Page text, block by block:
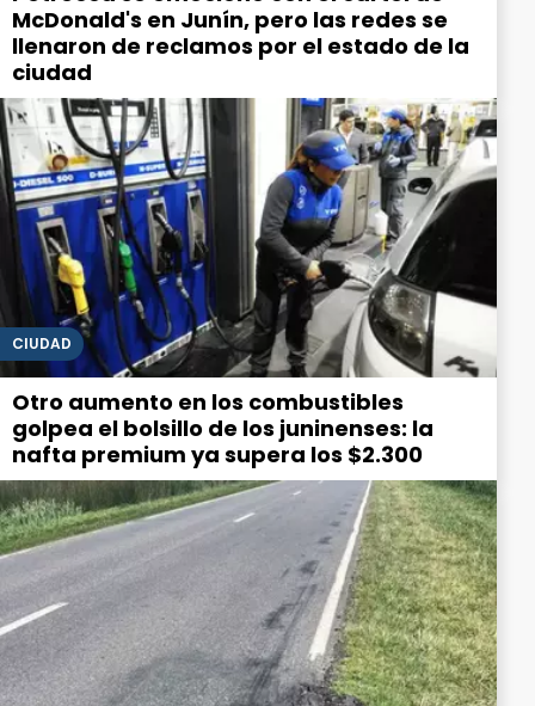
McDonald's en Junín, pero las redes se
llenaron de reclamos por el estado de la
ciudad
CIUDAD
Otro aumento en los combustibles
golpea el bolsillo de los juninenses: la
nafta premium ya supera los $2.300